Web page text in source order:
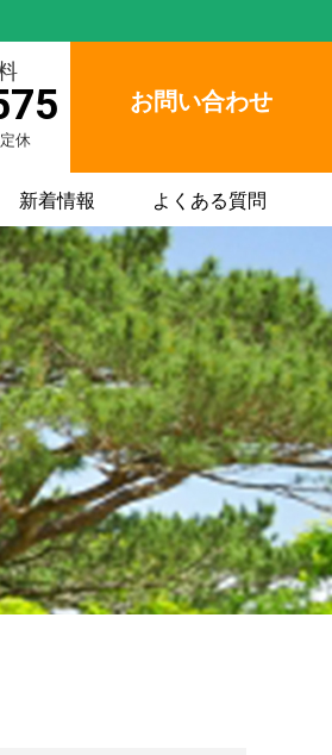
休
お問い合わせ
新着情報 よくある質問